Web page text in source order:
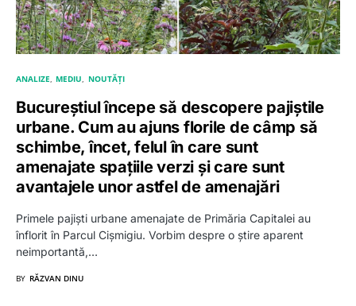
ANALIZE MEDIU NOUTĂȚI
Bucureștiul începe să descopere pajiștile
urbane. Cum au ajuns florile de câmp să
schimbe, încet, felul în care sunt
amenajate spațiile verzi și care sunt
avantajele unor astfel de amenajări
Primele pajiști urbane amenajate de Primăria Capitalei au
înflorit în Parcul Cișmigiu. Vorbim despre o știre aparent
neimportantă,…
BY RĂZVAN DINU